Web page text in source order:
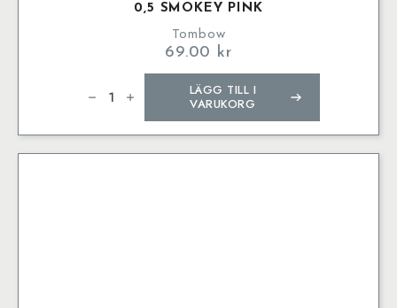
0,5 SMOKEY PINK
Tombow
69.00 kr
stiftpenna
Mono
0,5
smokey
LÄGG TILL I
VARUKORG